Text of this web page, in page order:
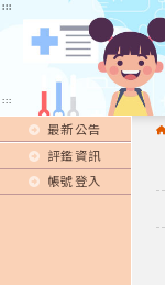
:::
:::
最新公告
評鑑資訊
帳號登入
:::